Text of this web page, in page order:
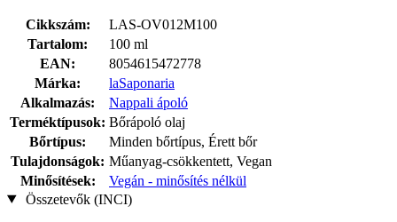
Cikkszám:
LAS-OV012M100
Tartalom:
100 ml
EAN:
8054615472778
Márka:
laSaponaria
Alkalmazás:
Nappali ápoló
Terméktípusok: Bőrápoló olaj
Bőrtípus:
Minden bőrtípus, Érett bőr
Tulajdonságok: Műanyag-csökkentett, Vegan
Minősítések:
Vegán - minősítés nélkül
Összetevők (INCI)